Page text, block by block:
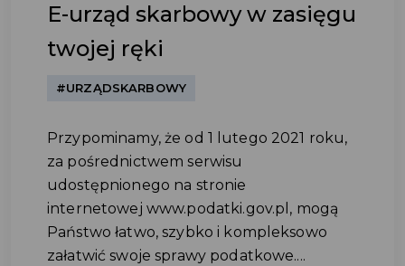
E-urząd skarbowy w zasięgu
twojej ręki
#URZĄDSKARBOWY
Przypominamy, że od 1 lutego 2021 roku,
za pośrednictwem serwisu
udostępnionego na stronie
internetowej www.podatki.gov.pl, mogą
Państwo łatwo, szybko i kompleksowo
załatwić swoje sprawy podatkowe....